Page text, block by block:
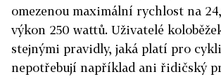
omezenou maximální rychlost na
výkon 250 wattů. Uživatelé
stejnými pravidly, jaká platí pro
nepotřebují například ani řidičský